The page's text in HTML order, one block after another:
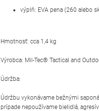
výplň: EVA pena (260 alebo
Hmotnosť: cca 1,4 kg
Výrobca: Mil-Tec® Tactical and
Údržba:
Údržbu vykonávame bežnými
prípade nepoužívame bielidlá,